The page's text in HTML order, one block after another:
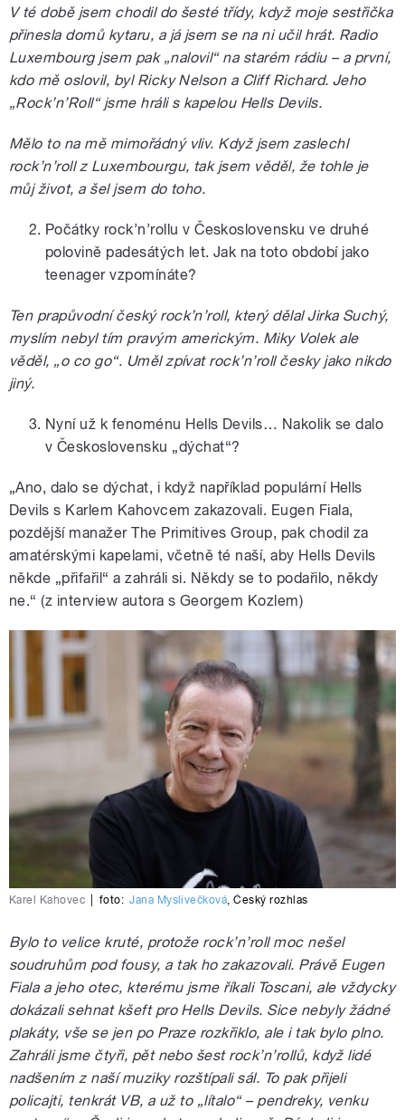
V té době jsem chodil do šesté třídy, když moje sestřička
přinesla domů kytaru, a já jsem se na ni učil hrát. Radio
Luxembourg jsem pak „nalovil“ na starém rádiu – a první,
kdo mě oslovil, byl Ricky Nelson a Cliff Richard. Jeho
„Rock’n’Roll“ jsme hráli s kapelou Hells Devils.
Mělo to na mě mimořádný vliv. Když jsem zaslechl
rock’n’roll z Luxembourgu, tak jsem věděl, že tohle je
můj život, a šel jsem do toho.
Počátky rock’n’rollu v Československu ve druhé
polovině padesátých let. Jak na toto období jako
teenager vzpomínáte?
Ten prapůvodní český rock’n’roll, který dělal Jirka Suchý,
myslím nebyl tím pravým americkým. Miky Volek ale
věděl, „o co go“. Uměl zpívat rock’n’roll česky jako nikdo
jiný.
Nyní už k fenoménu Hells Devils… Nakolik se dalo
v Československu „dýchat“?
„Ano, dalo se dýchat, i když například populární Hells
Devils s Karlem Kahovcem zakazovali. Eugen Fiala,
pozdější manažer The Primitives Group, pak chodil za
amatérskými kapelami, včetně té naší, aby Hells Devils
někde „přifařil“ a zahráli si. Někdy se to podařilo, někdy
ne.“ (z interview autora s Georgem Kozlem)
Karel Kahovec foto: Jana Myslivečková,Český rozhlas
Bylo to velice kruté, protože rock’n’roll moc nešel
soudruhům pod fousy, a tak ho zakazovali. Právě Eugen
Fiala a jeho otec, kterému jsme říkali Toscani, ale vždycky
dokázali sehnat kšeft pro Hells Devils. Sice nebyly žádné
plakáty, vše se jen po Praze rozkřiklo, ale i tak bylo plno.
Zahráli jsme čtyři, pět nebo šest rock’n’rollů, když lidé
nadšením z naší muziky rozštípali sál. To pak přijeli
policajti, tenkrát VB, a už to „lítalo“ – pendreky, venku